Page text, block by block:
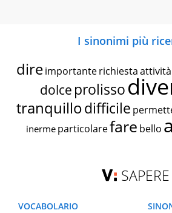
I sinonimi più
dire importante richiestaattività
dolce prolisso
tranquillodifficile
inerme particolarefare bello
SAPERE
VOCABOLARIO